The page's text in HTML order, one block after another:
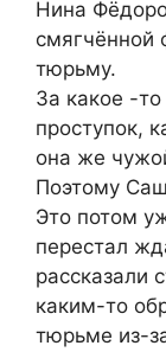
Нина
смягчённой
тюрьму.
За какое -
проступок,
она же
Поэтому
Это потом
перестал
рассказали
каким-то
тюрьме из-